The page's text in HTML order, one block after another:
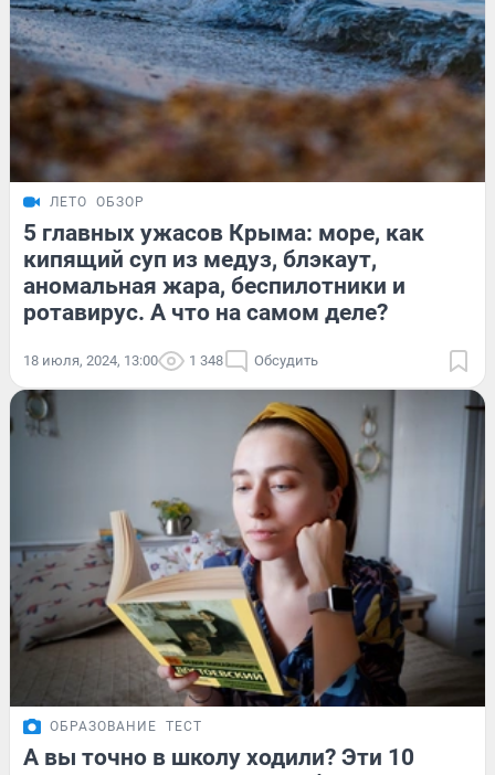
ЛЕТО ОБЗОР
5 главных ужасов Крыма: море, как
кипящий суп из медуз, блэкаут,
аномальная жара, беспилотники и
ротавирус. А что на самом деле?
18 июля, 2024, 13:00 1 348 Обсудить
ОБРАЗОВАНИЕ ТЕСТ
А вы точно в школу ходили? Эти 10